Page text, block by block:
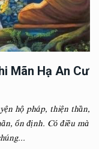
Mãn Hạ An Cư
hộ pháp, thiện thần,
ổn định. Có điều mà